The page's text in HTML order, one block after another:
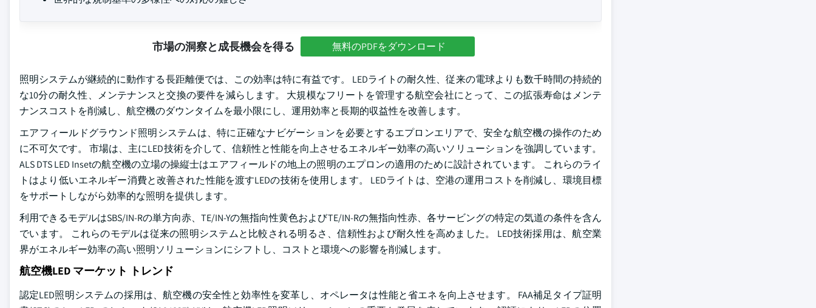
市場の洞察と成長機会を得る 無料のPDFをダウンロード
照明システムが継続的に動作する長距離便では、この効率は特に有益です。 LEDライトの耐久性、従来の電球よりも数千時間の持続的
な10分の耐久性、メンテナンスと交換の要件を減らします。 大規模なフリートを管理する航空会社にとって、この拡張寿命はメンテ
ナンスコストを削減し、航空機のダウンタイムを最小限にし、運用効率と長期的収益性を改善します。
エアフィールドグラウンド照明システムは、特に正確なナビゲーションを必要とするエプロンエリアで、安全な航空機の操作のため
に不可欠です。 市場は、主にLED技術を介して、信頼性と性能を向上させるエネルギー効率の高いソリューションを強調しています。
ALS DTS LED Insetの航空機の立場の操縦士はエアフィールドの地上の照明のエプロンの適用のために設計されています。 これらのライ
トはより低いエネルギー消費と改善された性能を渡すLEDの技術を使用します。 LEDライトは、空港の運用コストを削減し、環境目標
をサポートしながら効率的な照明を提供します。
利用できるモデルはSBS/IN-Rの単方向赤、TE/IN-Yの無指向性黄色およびTE/IN-Rの無指向性赤、各サービングの特定の気道の条件を含ん
でいます。 これらのモデルは従来の照明システムと比較される明るさ、信頼性および耐久性を高めました。 LED技術採用は、航空業
界がエネルギー効率の高い照明ソリューションにシフトし、コストと環境への影響を削減します。
航空機LED マーケット トレンド
認定LED照明システムの採用は、航空機の安全性と効率性を変革し、オペレータは性能と省エネを向上させます。 FAA補足タイプ証明